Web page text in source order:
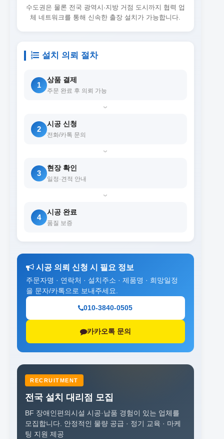
수도권은 물론 전국 광역시·지방 거점 도시까지 협력 업
체 네트워크를 통해 신속한 출장 설치가 가능합니다.
설치 의뢰 절차
1
상품 결제
주문 완료 후 의뢰 가능
›
2
시공 신청
전화/카톡 문의
›
3
현장 확인
일정·견적 안내
›
4
시공 완료
품질 보증
시공 의뢰 신청 시 필요 정보
주문자명 · 연락처 · 설치주소 · 제품명 · 희망일정
을 문자/카톡으로 보내주세요.
010-3840-0505
카카오톡 문의
RECRUITMENT
전국 설치 대리점 모집
BF 장애인편의시설 시공·납품 경험이 있는 업체를
모집합니다. 안정적인 물량 공급 · 정기 교육 · 마케
팅 지원 제공